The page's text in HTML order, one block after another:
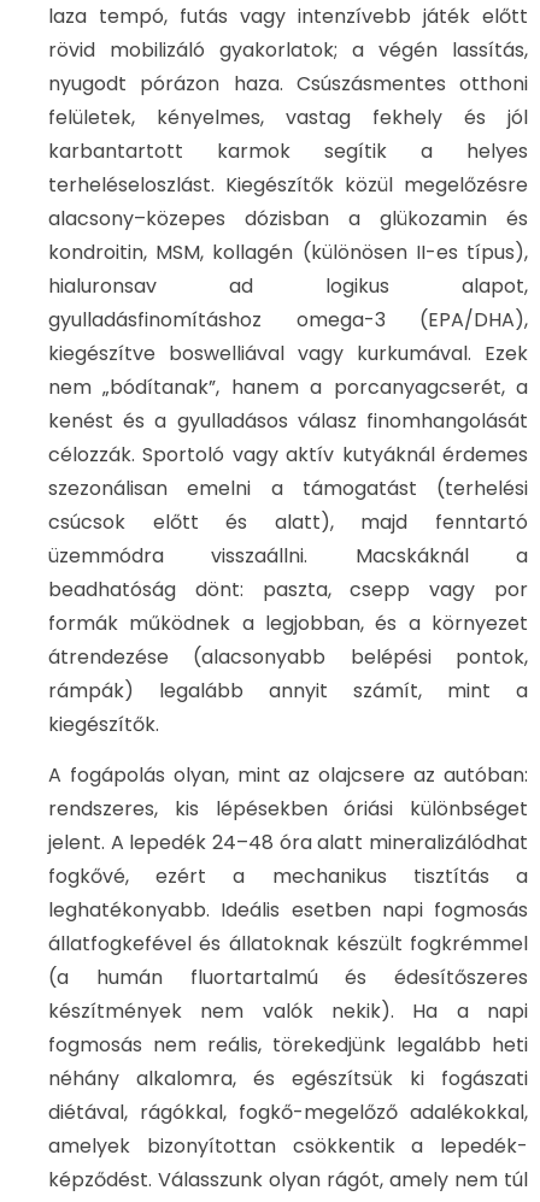
laza tempó, futás vagy intenzívebb játék előtt
rövid mobilizáló gyakorlatok; a végén lassítás,
nyugodt pórázon haza. Csúszásmentes otthoni
felületek, kényelmes, vastag fekhely és jól
karbantartott karmok segítik a helyes
terheléseloszlást. Kiegészítők közül megelőzésre
alacsony–közepes dózisban a glükozamin és
kondroitin, MSM, kollagén (különösen II-es típus),
hialuronsav ad logikus alapot,
gyulladásfinomításhoz omega-3 (EPA/DHA),
kiegészítve boswelliával vagy kurkumával. Ezek
nem „bódítanak”, hanem a porcanyagcserét, a
kenést és a gyulladásos válasz finomhangolását
célozzák. Sportoló vagy aktív kutyáknál érdemes
szezonálisan emelni a támogatást (terhelési
csúcsok előtt és alatt), majd fenntartó
üzemmódra visszaállni. Macskáknál a
beadhatóság dönt: paszta, csepp vagy por
formák működnek a legjobban, és a környezet
átrendezése (alacsonyabb belépési pontok,
rámpák) legalább annyit számít, mint a
kiegészítők.
A fogápolás olyan, mint az olajcsere az autóban:
rendszeres, kis lépésekben óriási különbséget
jelent. A lepedék 24–48 óra alatt mineralizálódhat
fogkővé, ezért a mechanikus tisztítás a
leghatékonyabb. Ideális esetben napi fogmosás
állatfogkefével és állatoknak készült fogkrémmel
(a humán fluortartalmú és édesítőszeres
készítmények nem valók nekik). Ha a napi
fogmosás nem reális, törekedjünk legalább heti
néhány alkalomra, és egészítsük ki fogászati
diétával, rágókkal, fogkő-megelőző adalékokkal,
amelyek bizonyítottan csökkentik a lepedék-
képződést. Válasszunk olyan rágót, amely nem túl